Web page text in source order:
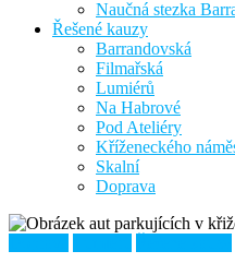
Naučná stezka
Řešené kauzy
Barrandovská
Filmařská
Lumiérů
Na Habrové
Pod Ateliéry
Kříženeckého
Skalní
Doprava